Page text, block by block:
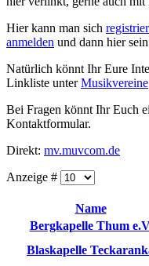
Hier kann man sich
anmelden und dann hier sein
Natürlich könnt Ihr Eure
Linkliste unterMusikvereine
Bei Fragen könnt Ihr Euch
Kontaktformular.
Direkt: mv.muvcom.de
Anzeige #
Name
Bergkapelle Thum
Blaskapelle